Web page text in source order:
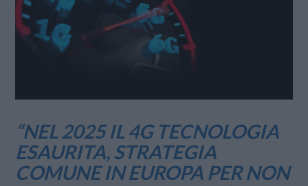
“NEL 2025 IL 4G TECNOLOGIA
ESAURITA, STRATEGIA
COMUNE IN EUROPA PER NON